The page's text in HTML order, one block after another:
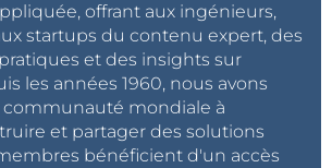
offrant aux ingénieurs,
startups du contenu expert, des
et des insights sur
les années 1960, nous avons
mondiale à
et partager des solutions
bénéficient d'un accès